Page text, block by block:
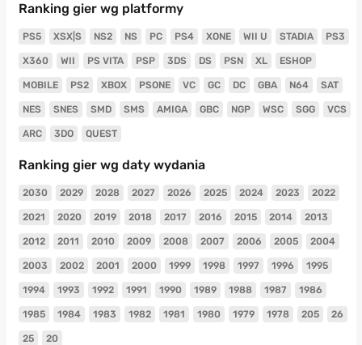
Ranking gier wg platformy
PS5 XSX|S NS2 NS PC PS4 XONE WII U STADIA PS3
X360 WII PS VITA PSP 3DS DS PSN XL ESHOP
MOBILE PS2 XBOX PSONE VC GC DC GBA N64 SAT
NES SNES SMD SMS AMIGA GBC NGP WSC SGG VCS
ARC 3DO QUEST
Ranking gier wg daty wydania
2030 2029 2028 2027 2026 2025 2024 2023 2022
2021 2020 2019 2018 2017 2016 2015 2014 2013
2012 2011 2010 2009 2008 2007 2006 2005 2004
2003 2002 2001 2000 1999 1998 1997 1996 1995
1994 1993 1992 1991 1990 1989 1988 1987 1986
1985 1984 1983 1982 1981 1980 1979 1978 205 26
25 20